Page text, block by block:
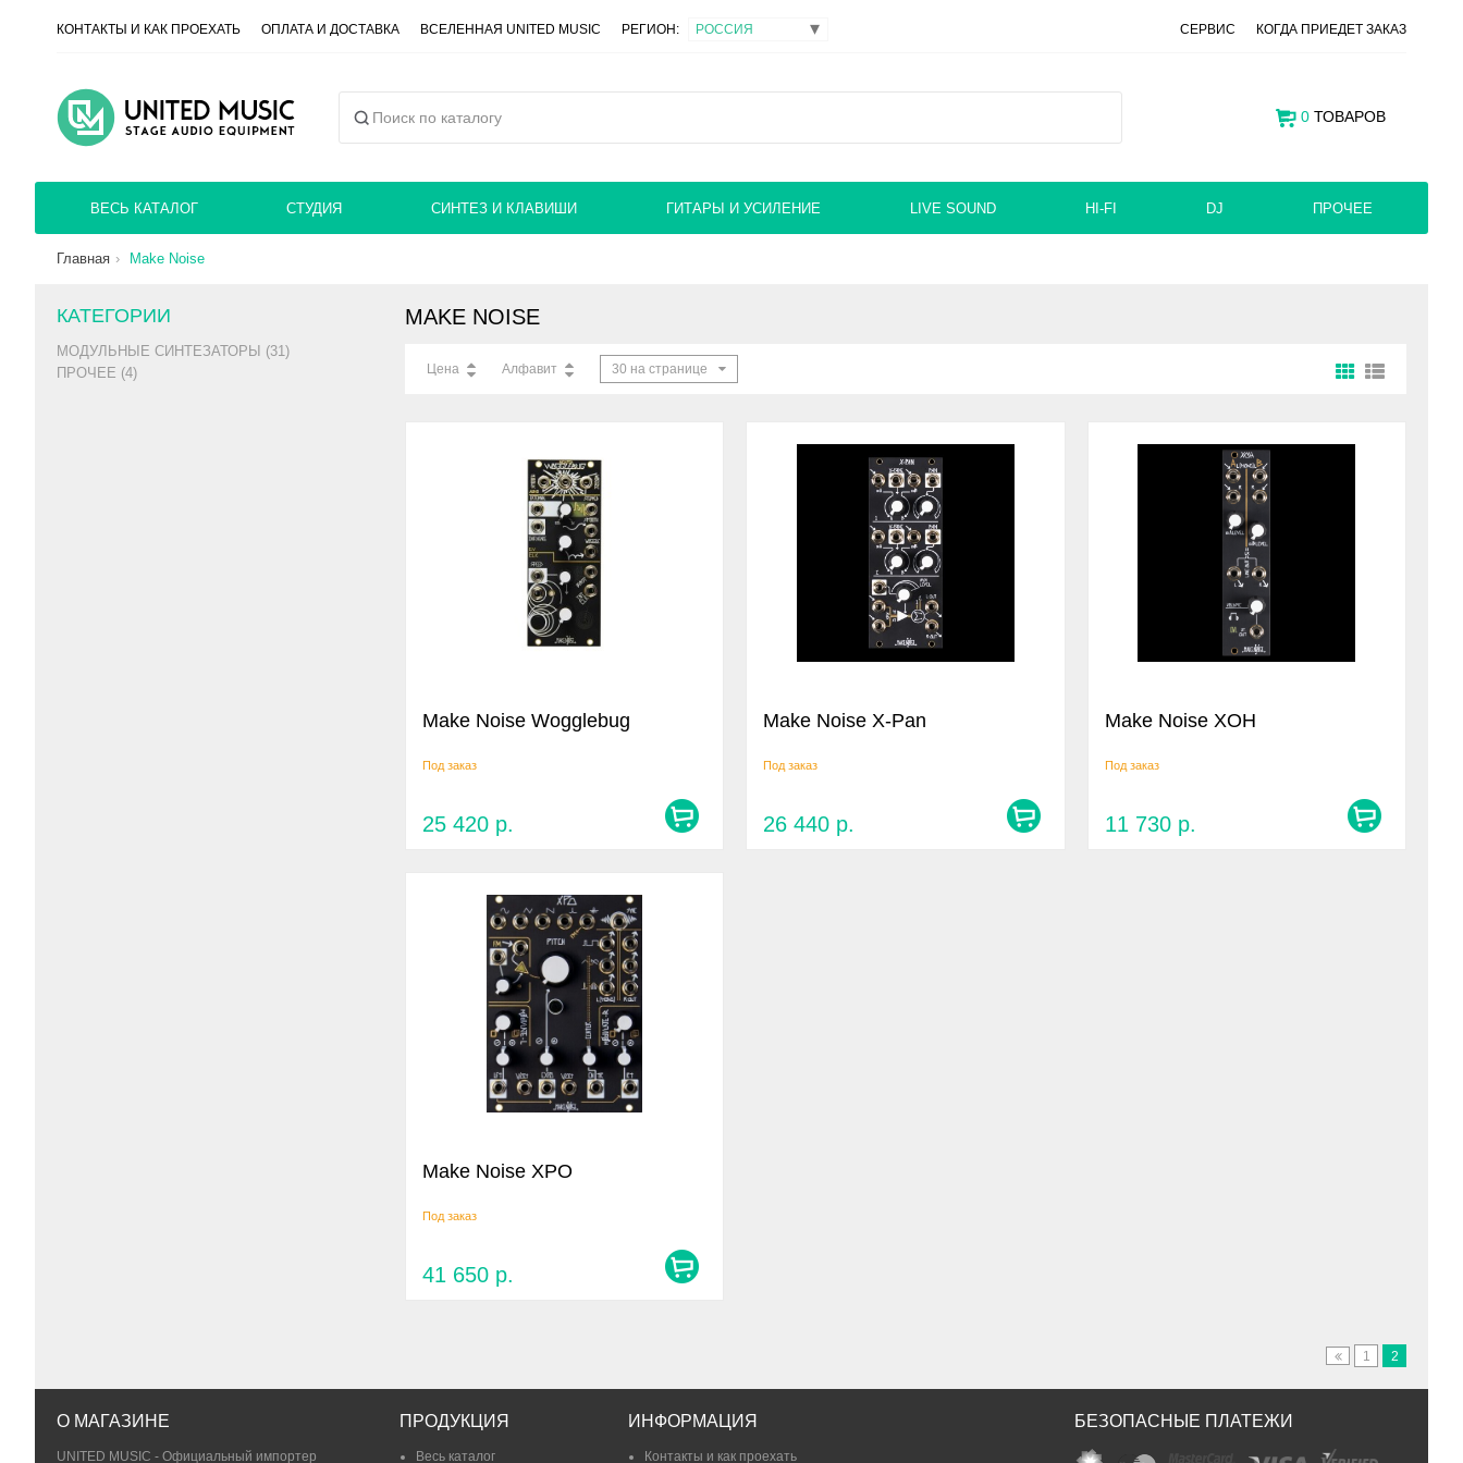
КОНТАКТЫ И КАК ПРОЕХАТЬ ОПЛАТА И ДОСТАВКА ВСЕЛЕННАЯ UNITED MUSIC РЕГИОН: СЕРВИС КОГДА ПРИЕДЕТ ЗАКАЗ
0 ТОВАРОВ
ВЕСЬ КАТАЛОГ СТУДИЯ СИНТЕЗ И КЛАВИШИ ГИТАРЫ И УСИЛЕНИЕ LIVE SOUND HI-FI DJ ПРОЧЕЕ
Главная Make Noise
КАТЕГОРИИ
МОДУЛЬНЫЕ СИНТЕЗАТОРЫ (31)
ПРОЧЕЕ (4)
MAKE NOISE
Цена Алфавит 30 на странице
Make Noise Wogglebug
Под заказ
25 420 р.
Make Noise X-Pan
Под заказ
26 440 р.
Make Noise XOH
Под заказ
11 730 р.
Make Noise XPO
Под заказ
41 650 р.
1 2
О МАГАЗИНЕ
UNITED MUSIC - Официальный импортер
ПРОДУКЦИЯ
Весь каталог
ИНФОРМАЦИЯ
Контакты и как проехать
БЕЗОПАСНЫЕ ПЛАТЕЖИ